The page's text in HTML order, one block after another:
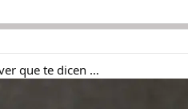
que te dicen …